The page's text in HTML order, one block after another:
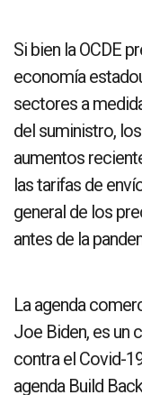
Si bien la OCDE
economía
sectores a
del suministro,
aumentos
las tarifas de
general de los
antes de la
La agenda
Joe Biden, es un
contra el Covid-
agenda Build